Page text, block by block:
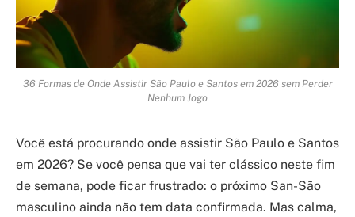
36 Formas de Onde Assistir São Paulo e Santos em 2026 sem Perder
Nenhum Jogo
Você está procurando onde assistir São Paulo e Santos
em 2026? Se você pensa que vai ter clássico neste fim
de semana, pode ficar frustrado: o próximo San-São
masculino ainda não tem data confirmada. Mas calma,